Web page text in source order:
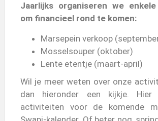
Jaarlijks organiseren we
om financieel rond te komen:
Marsepein verkoop
Mosselsouper (oktober)
Lente etentje (maart-april)
Wil je meer weten over onze
dan hieronder een kijkje.
activiteiten voor de komende